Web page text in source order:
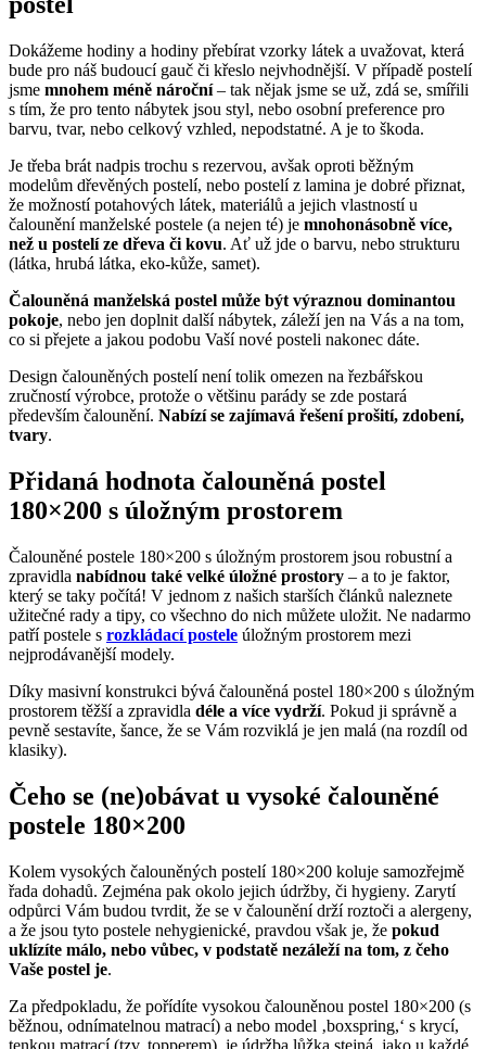
Dokážeme hodiny a hodiny přebírat vzorky látek a uvažovat, která
bude pro náš budoucí gauč či křeslo nejvhodnější. V případě postelí
jsme mnohem méně nároční– tak nějak jsme se už, zdá se, smířili
s tím, že pro tento nábytek jsou styl, nebo osobní preference pro
barvu, tvar, nebo celkový vzhled, nepodstatné. A je to škoda.
Je třeba brát nadpis trochu s rezervou, avšak oproti běžným
modelům dřevěných postelí, nebo postelí z lamina je dobré přiznat,
že možností potahových látek, materiálů a jejich vlastností u
čalounění manželské postele (a nejen té) je mnohonásobně více,
než u postelí ze dřeva či kovu. Ať už jde o barvu, nebo strukturu
(látka, hrubá látka, eko-kůže, samet).
Čalouněná manželská postel může být výraznou dominantou
pokoje, nebo jen doplnit další nábytek, záleží jen na Vás a na tom,
co si přejete a jakou podobu Vaší nové posteli nakonec dáte.
Design čalouněných postelí není tolik omezen na řezbářskou
zručností výrobce, protože o většinu parády se zde postará
především čalounění. Nabízí se zajímavá řešení prošití, zdobení,
tvary.
Přidaná hodnota čalouněná postel
180×200 s úložným prostorem
Čalouněné postele 180×200 s úložným prostorem jsou robustní a
zpravidla nabídnou také velké úložné prostory – a to je faktor,
který se taky počítá! V jednom z našich starších článků naleznete
užitečné rady a tipy, co všechno do nich můžete uložit. Ne nadarmo
patří postele s rozkládací postele úložným prostorem mezi
nejprodávanější modely.
Díky masivní konstrukci bývá čalouněná postel 180×200 s úložným
prostorem těžší a zpravidla déle a více vydrží. Pokud ji správně a
pevně sestavíte, šance, že se Vám rozviklá je jen malá (na rozdíl od
klasiky).
Čeho se (ne)obávat u vysoké čalouněné
postele 180×200
Kolem vysokých čalouněných postelí 180×200 koluje samozřejmě
řada dohadů. Zejména pak okolo jejich údržby, či hygieny. Zarytí
odpůrci Vám budou tvrdit, že se v čalounění drží roztoči a alergeny,
a že jsou tyto postele nehygienické, pravdou však je, že pokud
uklízíte málo, nebo vůbec, v podstatě nezáleží na tom, z čeho
Vaše postel je.
Za předpokladu, že pořídíte vysokou čalouněnou postel 180×200 (s
běžnou, odnímatelnou matrací) a nebo model ‚boxspring,‘ s krycí,
tenkou matrací (tzv. topperem), je údržba lůžka stejná, jako u každé